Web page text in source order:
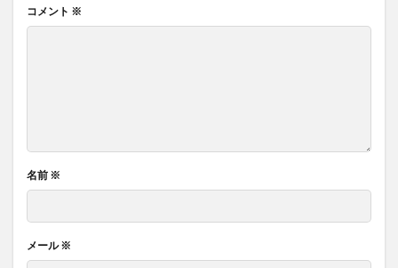
コメント ※
名前 ※
メール※